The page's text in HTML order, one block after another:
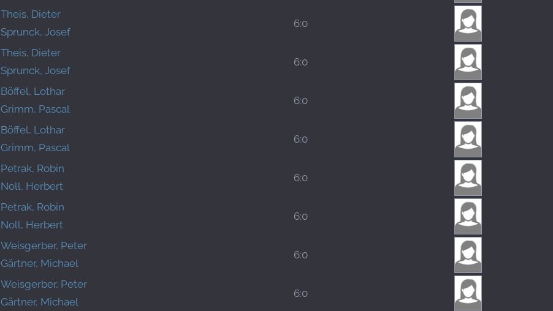
Theis, Dieter
Sprunck, Josef
6:0
Theis, Dieter
Sprunck, Josef
6:0
Böffel, Lothar
Grimm, Pascal
6:0
Böffel, Lothar
Grimm, Pascal
6:0
Petrak, Robin
Noll, Herbert
6:0
Petrak, Robin
Noll, Herbert
6:0
Weisgerber, Peter
Gärtner, Michael
6:0
Weisgerber, Peter
Gärtner, Michael
6:0